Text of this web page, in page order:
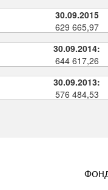
30.09.2015
629 665,97
30.09.2014:
644 617,26
30.09.2013:
576 484,53